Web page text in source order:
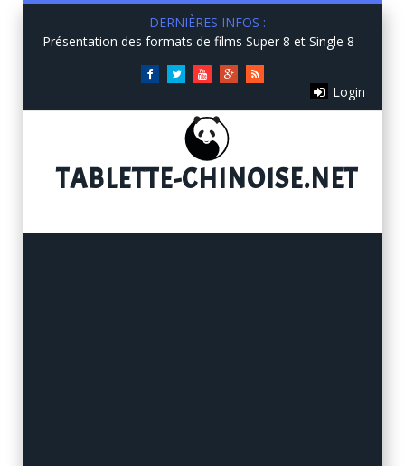
DERNIÈRES INFOS :
Présentation des formats de films Super 8 et Single 8
FacebookTwitterYou
Google+RSS
Login
TABLETTE-CHINOISE.NET